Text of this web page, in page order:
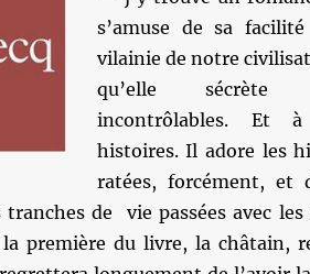
s’amuse de sa
vilainie de notre
qu’elle sécrète
incontrôlables. Et
histoires. Il adore les
ratées, forcément, et
tranches de vie passées avec
première du livre, la châtain,